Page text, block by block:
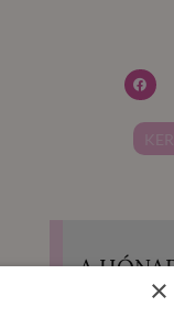
A
Mosógép
×